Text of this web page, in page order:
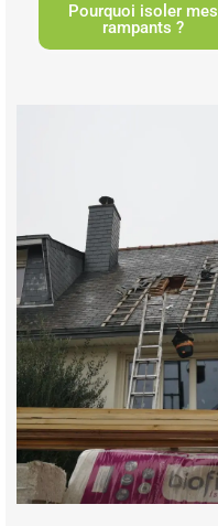
Pourquoi isoler mes
rampants ?